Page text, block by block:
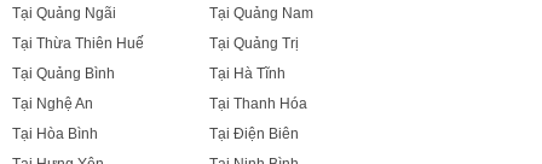
Tại Quảng Ngãi
Tại Quảng Nam
Tại Thừa Thiên Huế
Tại Quảng Trị
Tại Quảng Bình
Tại Hà Tĩnh
Tại Nghệ An
Tại Thanh Hóa
Tại Hòa Bình
Tại Điện Biên